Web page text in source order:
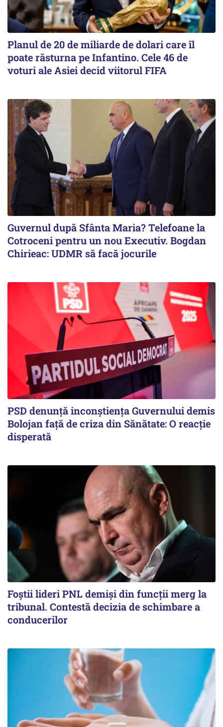
Planul de 20 de miliarde de dolari care îl
poate răsturna pe Infantino. Cele 46 de
voturi ale Asiei decid viitorul FIFA
Guvernul după Sfânta Maria? Telefoane la
Cotroceni pentru un nou Executiv. Bogdan
Chirieac: UDMR să facă jocurile
PSD denunță inconștiența Guvernului demis
Bolojan față de criza din Sănătate: O reacție
disperată
Foștii lideri PNL demiși din funcții merg la
tribunal. Contestă decizia de schimbare a
conducerilor